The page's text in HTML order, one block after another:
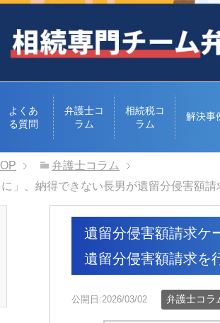
よくあ
る質問
弁護士コ
ラム
相続税コ
ラム
解決事
弁護士コラム
、納得できない長男が遺留分侵害額請
遺留分侵害額請求ケ
遺留分侵害額請求を
公開日:2026/03/02 弁護士コラ